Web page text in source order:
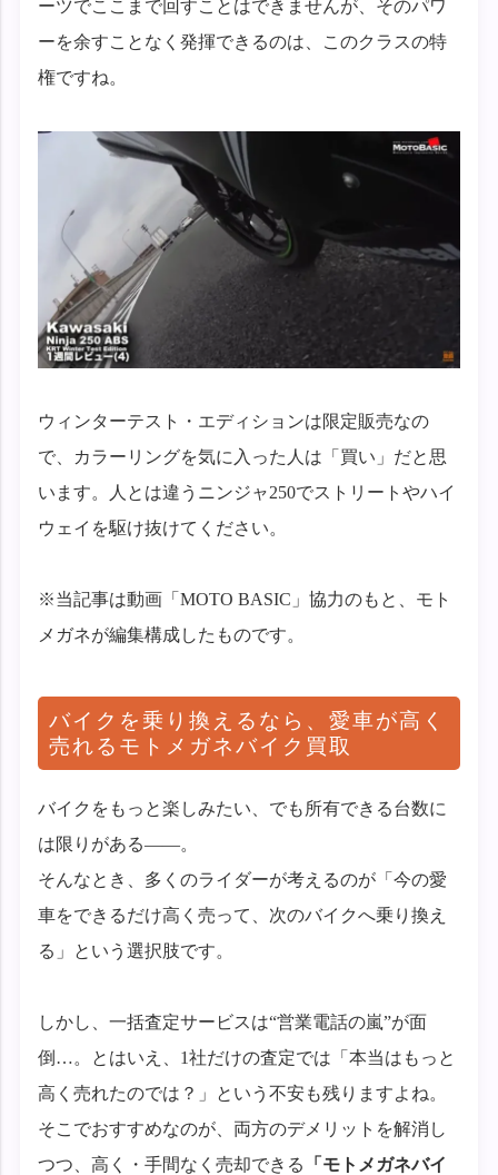
ーツでここまで回すことはできませんが、そのパワ
ーを余すことなく発揮できるのは、このクラスの特
権ですね。
ウィンターテスト・エディションは限定販売なの
で、カラーリングを気に入った人は「買い」だと思
います。人とは違うニンジャ250でストリートやハイ
ウェイを駆け抜けてください。
※当記事は動画「MOTO BASIC」協力のもと、モト
メガネが編集構成したものです。
バイクを乗り換えるなら、愛車が高く
売れるモトメガネバイク買取
バイクをもっと楽しみたい、でも所有できる台数に
は限りがある——。
そんなとき、多くのライダーが考えるのが「今の愛
車をできるだけ高く売って、次のバイクへ乗り換え
る」という選択肢です。
しかし、一括査定サービスは“営業電話の嵐”が面
倒…。とはいえ、1社だけの査定では「本当はもっと
高く売れたのでは？」という不安も残りますよね。
そこでおすすめなのが、両方のデメリットを解消し
つつ、高く・手間なく売却できる
「モトメガネバイ